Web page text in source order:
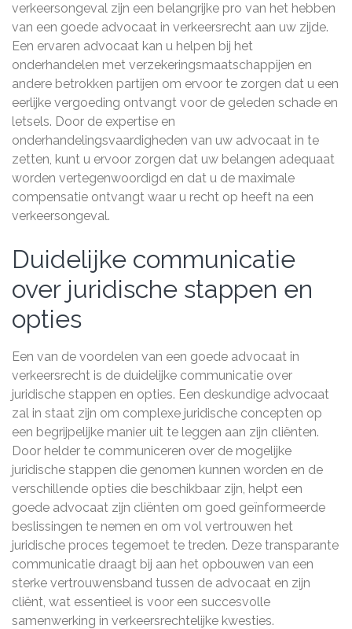
verkeersongeval zijn een belangrijke pro van het hebben
van een goede advocaat in verkeersrecht aan uw zijde.
Een ervaren advocaat kan u helpen bij het
onderhandelen met verzekeringsmaatschappijen en
andere betrokken partijen om ervoor te zorgen dat u een
eerlijke vergoeding ontvangt voor de geleden schade en
letsels. Door de expertise en
onderhandelingsvaardigheden van uw advocaat in te
zetten, kunt u ervoor zorgen dat uw belangen adequaat
worden vertegenwoordigd en dat u de maximale
compensatie ontvangt waar u recht op heeft na een
verkeersongeval.
Duidelijke communicatie
over juridische stappen en
opties
Een van de voordelen van een goede advocaat in
verkeersrecht is de duidelijke communicatie over
juridische stappen en opties. Een deskundige advocaat
zal in staat zijn om complexe juridische concepten op
een begrijpelijke manier uit te leggen aan zijn cliënten.
Door helder te communiceren over de mogelijke
juridische stappen die genomen kunnen worden en de
verschillende opties die beschikbaar zijn, helpt een
goede advocaat zijn cliënten om goed geïnformeerde
beslissingen te nemen en om vol vertrouwen het
juridische proces tegemoet te treden. Deze transparante
communicatie draagt bij aan het opbouwen van een
sterke vertrouwensband tussen de advocaat en zijn
cliënt, wat essentieel is voor een succesvolle
samenwerking in verkeersrechtelijke kwesties.